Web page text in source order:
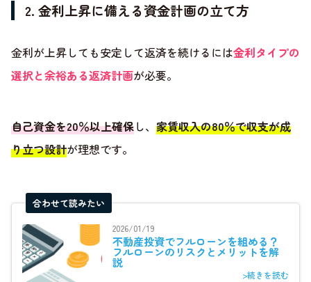
2. 金利上昇に備える資金計画の立て方
金利が上昇しても安定して返済を続けるには金利タイプの
選択と余裕ある返済計画が必要。
自己資金を20％以上確保し、 家賃収入の80％で収支が成
り立つ設計が理想です。
合わせて読みたい
2026/01/19
不動産投資でフルローンを組める？
フルローンのリスクとメリットを解
説
>続きを読む